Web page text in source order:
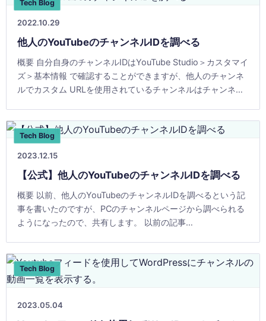
Tech Blog
2022.10.29
他人のYouTubeのチャンネルIDを調べる
概要 自分自身のチャンネルIDはYouTube Studio＞カスタマイ
ズ＞基本情報 で確認することができますが、他人のチャンネ
ルでカスタム URLを使用されているチャンネルはチャンネル
Tech Blog
2023.12.15
【公式】他人のYouTubeのチャンネルIDを調べる
概要 以前、他人のYouTubeのチャンネルIDを調べるという記
事を書いたのですが、PCのチャンネルページから調べられる
ようになったので、共有します。 以前の記事
Tech Blog
2023.05.04